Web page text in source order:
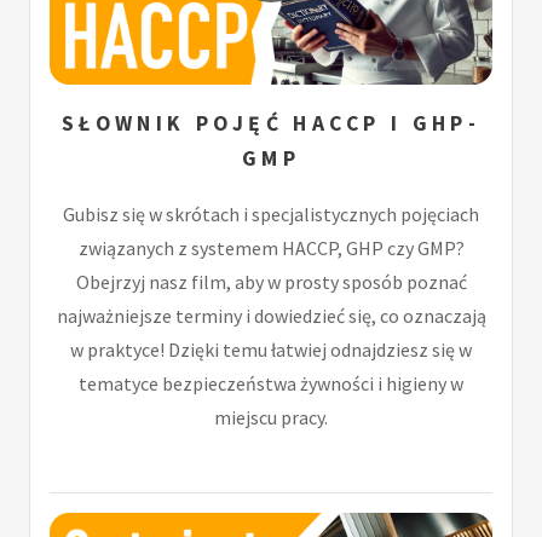
SŁOWNIK POJĘĆ HACCP I GHP-
GMP
Gubisz się w skrótach i specjalistycznych pojęciach
związanych z systemem HACCP, GHP czy GMP?
Obejrzyj nasz film, aby w prosty sposób poznać
najważniejsze terminy i dowiedzieć się, co oznaczają
w praktyce! Dzięki temu łatwiej odnajdziesz się w
tematyce bezpieczeństwa żywności i higieny w
miejscu pracy.